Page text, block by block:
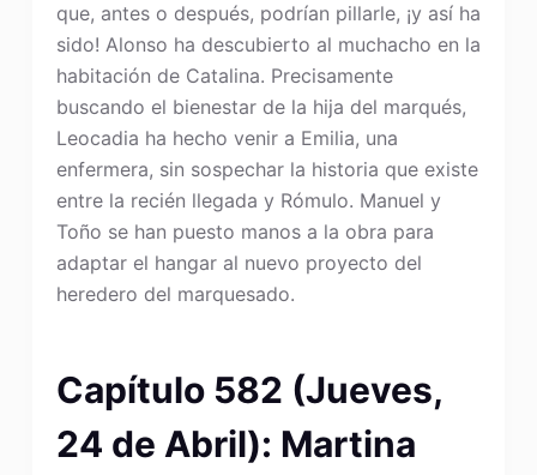
que, antes o después, podrían pillarle, ¡y así ha
sido! Alonso ha descubierto al muchacho en la
habitación de Catalina. Precisamente
buscando el bienestar de la hija del marqués,
Leocadia ha hecho venir a Emilia, una
enfermera, sin sospechar la historia que existe
entre la recién llegada y Rómulo. Manuel y
Toño se han puesto manos a la obra para
adaptar el hangar al nuevo proyecto del
heredero del marquesado.
Capítulo 582 (Jueves,
24 de Abril): Martina